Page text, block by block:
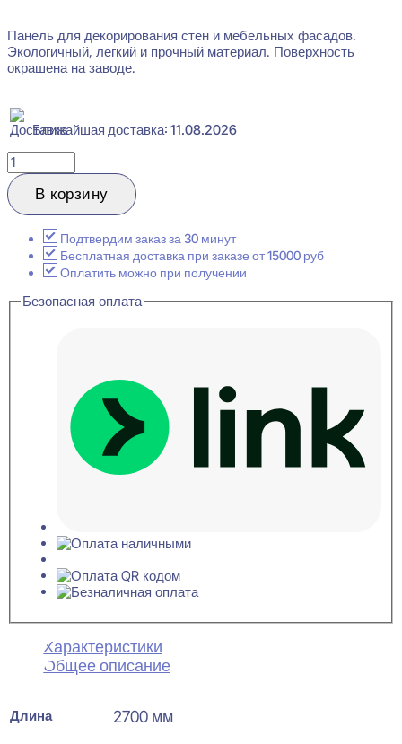
Панель для декорирования стен и мебельных фасадов.
Экологичный, легкий и прочный материал. Поверхность
окрашена на заводе.
Ближайшая доставка: 11.08.2026
Количество
товара
Hiwood
LV129
Стеновая
панель
12x120x2700
В корзину
Подтвердим заказ за 30 минут
Бесплатная доставка при заказе от 15000 руб
Оплатить можно при получении
Безопасная оплата
Характеристики
Общее описание
Длина 2700 мм